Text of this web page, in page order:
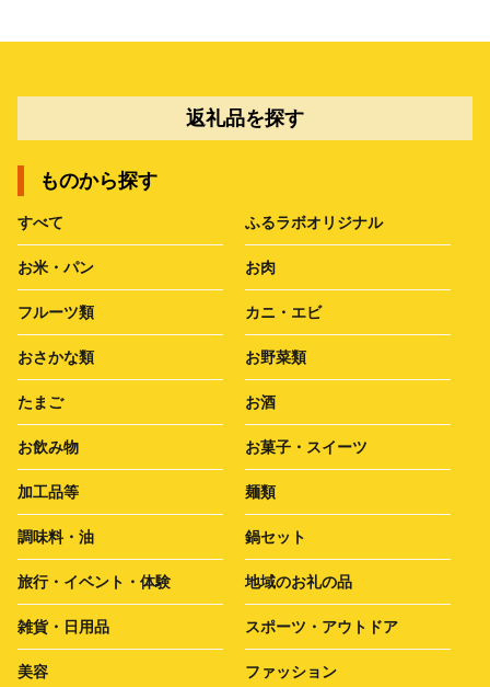
返礼品を探す
ものから探す
すべて ふるラボオリジナル
お米・パン お肉
フルーツ類 カニ・エビ
おさかな類 お野菜類
たまご お酒
お飲み物 お菓子・スイーツ
加工品等 麺類
調味料・油 鍋セット
旅行・イベント・体験 地域のお礼の品
雑貨・日用品 スポーツ・アウトドア
美容 ファッション